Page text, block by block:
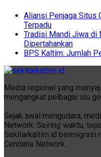
Aliansi Penjaga Situs
Terpadu
Tradisi Mandi Jiwa di
Dipertahankan
BPS Kaltim: Jumlah
Media regional yang
mengangkat pelbagai isu
Sejak awal mengudara,
Network. Seiring waktu,
Sekitarkaltim.id bermigrasi
Cendana Network.